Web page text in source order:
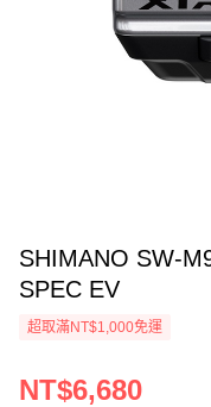
SHIMANO SW-
SPEC EV
超取滿NT$1,000免運
NT$6,680